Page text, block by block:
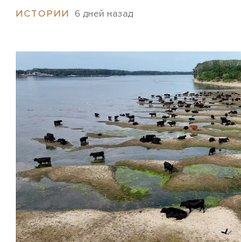
ИСТОРИИ 6 дней назад